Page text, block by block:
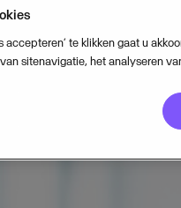
JANUARY 13, 2021
accepteren’ te klikken gaat u
sitenavigatie, het analyseren